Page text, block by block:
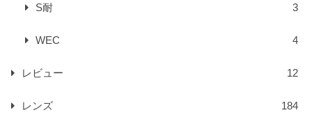
S耐 3
WEC 4
レビュー 12
レンズ 184